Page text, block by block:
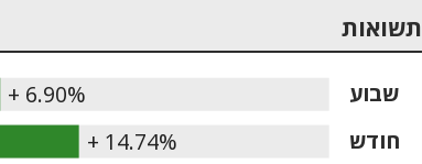
תשואות
+ 6.90%
+ 14.74% חודש
שבוע